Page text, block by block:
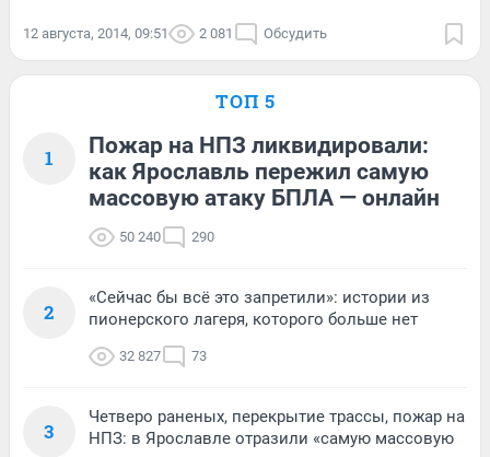
12 августа, 2014, 09:51 2 081 Обсудить
ТОП 5
1
Пожар на НПЗ ликвидировали:
как Ярославль пережил самую
массовую атаку БПЛА — онлайн
50 240 290
2
«Сейчас бы всё это запретили»: истории из
пионерского лагеря, которого больше нет
32 827 73
3
Четверо раненых, перекрытие трассы, пожар на
НПЗ: в Ярославле отразили «самую массовую